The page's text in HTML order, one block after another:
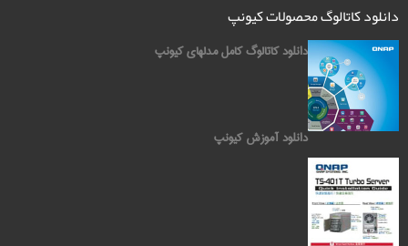
دانلود کاتالوگ محصولات کیونپ
دانلود کاتالوگ کامل مدلهای کیونپ
دانلود آموزش کیونپ
کیونپ QNAP